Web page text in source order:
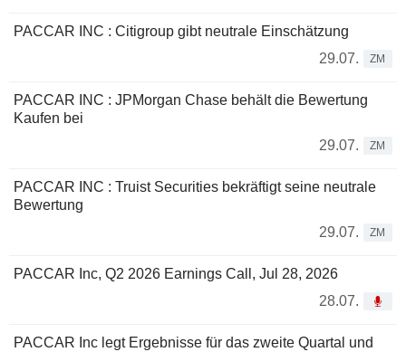
PACCAR INC : Citigroup gibt neutrale Einschätzung
29.07.
ZM
PACCAR INC : JPMorgan Chase behält die Bewertung
Kaufen bei
29.07.
ZM
PACCAR INC : Truist Securities bekräftigt seine neutrale
Bewertung
29.07.
ZM
PACCAR Inc, Q2 2026 Earnings Call, Jul 28, 2026
28.07.
PACCAR Inc legt Ergebnisse für das zweite Quartal und